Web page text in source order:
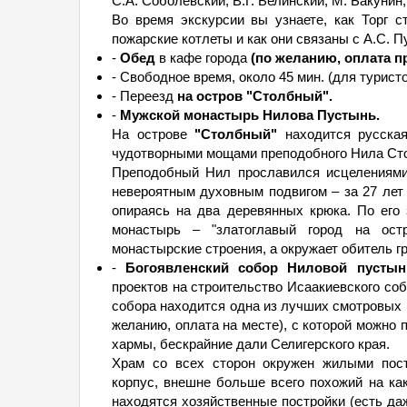
Во время экскурсии вы узнаете, как Торг
пожарские котлеты и как они связаны с А.С.
- Обед в кафе города (по желанию, оплата
- Свободное время, около 45 мин. (для
- Переезд на остров "Столбный".
- Мужской монастырь Нилова Пустынь.
На острове "Столбный" находится
чудотворными мощами преподобного Нила
Преподобный Нил прославился
невероятным духовным подвигом – за 27
опираясь на два деревянных крюка. По
монастырь – "златоглавый город на
монастырские строения, а окружает обитель
- Богоявленский собор Ниловой
проектов на строительство Исаакиевского
собора находится одна из лучших
желанию, оплата на месте), с которой
хармы, бескрайние дали Селигерского края.
Храм со всех сторон окружен жилыми
корпус, внешне больше всего похожий на
находятся хозяйственные постройки (есть